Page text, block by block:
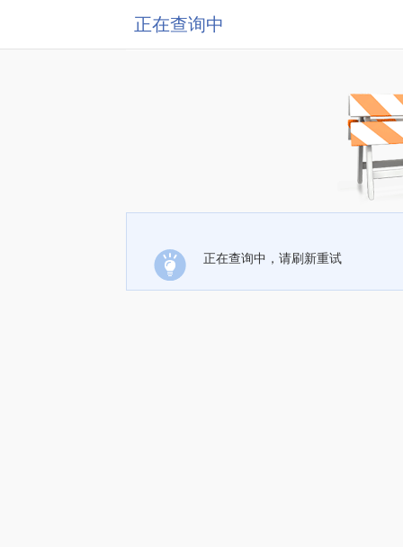
正在查询中
正在查询中，请刷新重试